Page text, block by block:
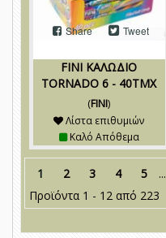
FINI ΚΑΛΩΔΙΟ
TORNADO 6 - 40TMX
(FINI)
Share Tweet
Λίστα επιθυμιών
Καλό Απόθεμα
1 2 3 4 5 ...
Προϊόντα 1 - 12 από 223